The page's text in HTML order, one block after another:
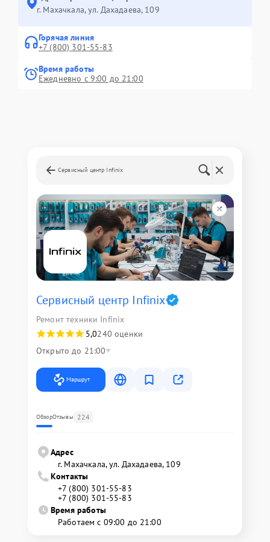
г. Махачкала, ул. Дахадаева, 109
Горячая линия
+7 (800) 301-55-83
Время работы
Ежедневно с 9:00 до 21:00
Сервисный центр Infinix
Сервисный центр Infinix
Ремонт техники Infinix
5,0240 оценки
Открыто до 21:00
Маршрут
ОбзорОтзывы 224
Адрес
г. Махачкала, ул. Дахадаева, 109
Контакты
+7 (800) 301-55-83
+7 (800) 301-55-83
Время работы
Работаем с 09:00 до 21:00